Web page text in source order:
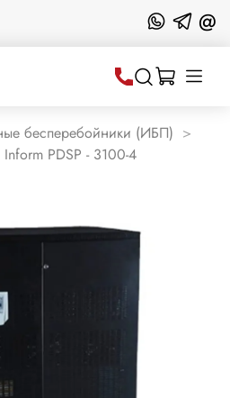
@
бесперебойники (ИБП)
PDSP - 3100-4